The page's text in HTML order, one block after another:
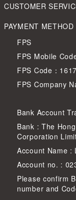
CUSTOMER
PAYMENT METHOD
FPS
FPS Mobile
FPS Code：
FPS Company
Bank Account
Bank : The
Corporation
Account Name :
Account no. :
Please confirm
number and